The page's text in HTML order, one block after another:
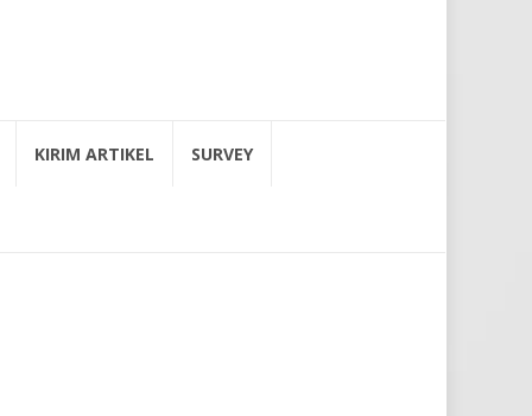
KIRIM ARTIKEL SURVEY